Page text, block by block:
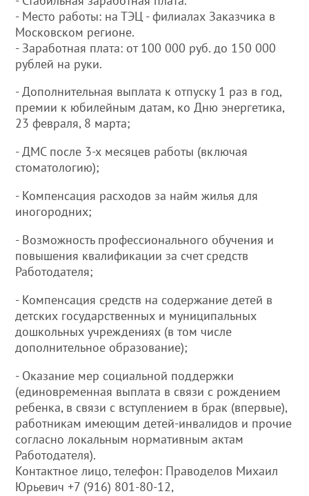
- Место работы: на ТЭЦ - филиалах Заказчика в
Московском регионе.
- Заработная плата: от 100 000 руб. до 150 000
рублей на руки.
- Дополнительная выплата к отпуску 1 раз в год,
премии к юбилейным датам, ко Дню энергетика,
23 февраля, 8 марта;
- ДМС после 3-х месяцев работы (включая
стоматологию);
- Компенсация расходов за найм жилья для
иногородних;
- Возможность профессионального обучения и
повышения квалификации за счет средств
Работодателя;
- Компенсация средств на содержание детей в
детских государственных и муниципальных
дошкольных учреждениях (в том числе
дополнительное образование);
- Оказание мер социальной поддержки
(единовременная выплата в связи с рождением
ребенка, в связи с вступлением в брак (впервые),
работникам имеющим детей-инвалидов и прочие
согласно локальным нормативным актам
Работодателя).
Контактное лицо, телефон: Праводелов Михаил
Юрьевич +7 (916) 801-80-12,